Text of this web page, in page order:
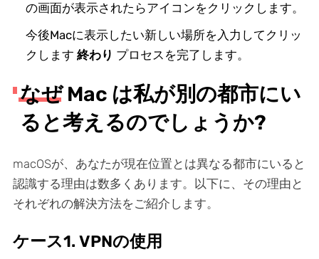
の画面が表示されたらアイコンをクリックします。
今後Macに表示したい新しい場所を入力してクリッ
クします 終わり プロセスを完了します。
なぜ Mac は私が別の都市にい
ると考えるのでしょうか?
macOSが、あなたが現在位置とは異なる都市にいると
認識する理由は数多くあります。以下に、その理由と
それぞれの解決方法をご紹介します。
ケース1. VPNの使用